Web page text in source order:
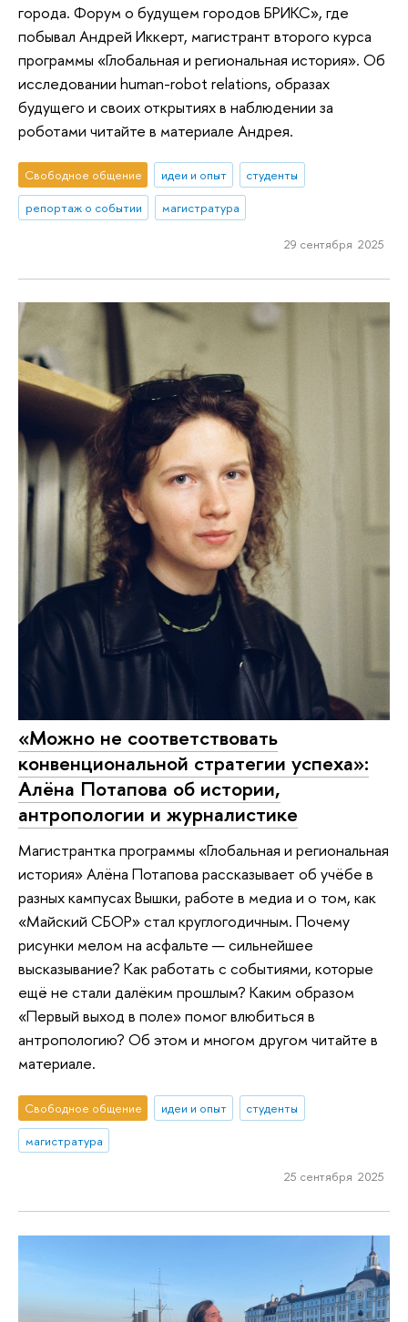
города. Форум о будущем городов БРИКС», где
побывал Андрей Иккерт, магистрант второго курса
программы «Глобальная и региональная история». Об
исследовании human-robot relations, образах
будущего и своих открытиях в наблюдении за
роботами читайте в материале Андрея.
Свободное общение идеи и опыт
студенты
репортаж о событии
магистратура
29 сентября 2025
«Можно не соответствовать
конвенциональной стратегии успеха»:
Алёна Потапова об истории,
антропологии и журналистике
Магистрантка программы «Глобальная и региональная
история» Алёна Потапова рассказывает об учёбе в
разных кампусах Вышки, работе в медиа и о том, как
«Майский СБОР» стал круглогодичным. Почему
рисунки мелом на асфальте — сильнейшее
высказывание? Как работать с событиями, которые
ещё не стали далёким прошлым? Каким образом
«Первый выход в поле» помог влюбиться в
антропологию? Об этом и многом другом читайте в
материале.
Свободное общение идеи и опыт
студенты
магистратура
25 сентября 2025